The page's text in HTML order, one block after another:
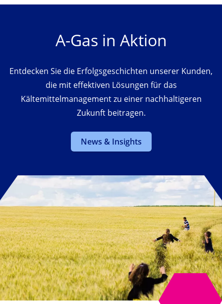
A-Gas in Aktion
Entdecken Sie die Erfolgsgeschichten unserer Kunden,
die mit effektiven Lösungen für das
Kältemittelmanagement zu einer nachhaltigeren
Zukunft beitragen.
News & Insights